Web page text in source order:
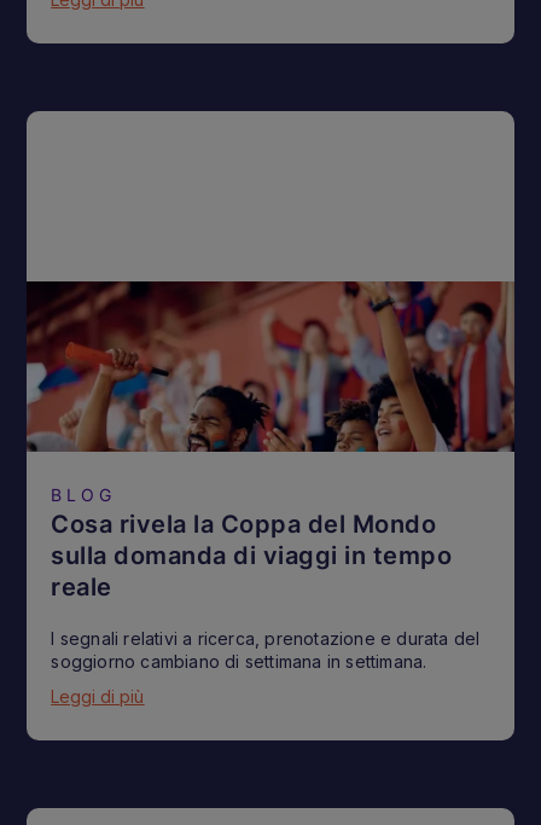
BLOG
Cosa rivela la Coppa del Mondo
sulla domanda di viaggi in tempo
reale
I segnali relativi a ricerca, prenotazione e durata del
soggiorno cambiano di settimana in settimana.
Leggi di più